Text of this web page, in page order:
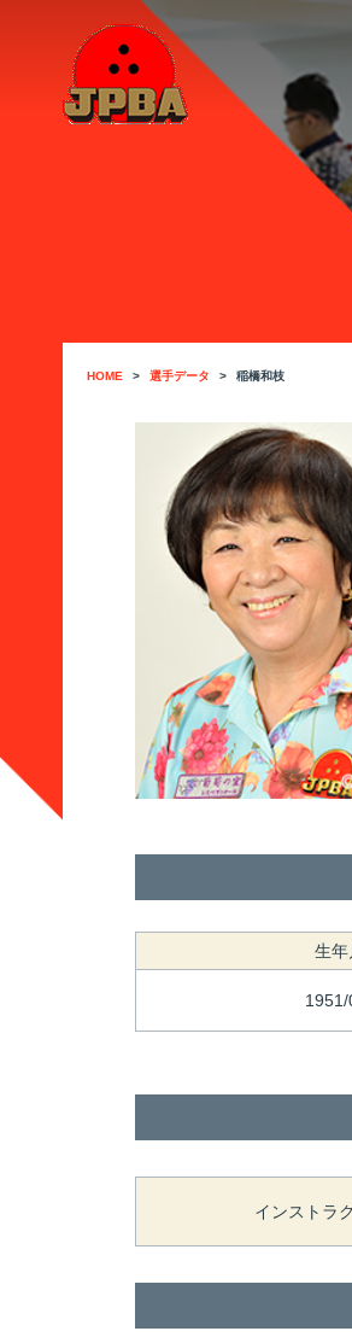
HOME 選手データ 稲橋和枝
生年
インストラ